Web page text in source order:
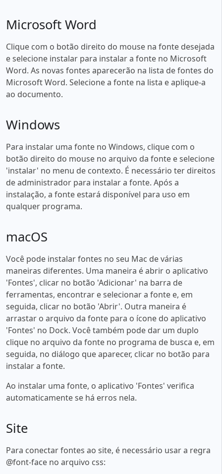
Microsoft Word
Clique com o botão direito do mouse na fonte desejada
e selecione instalar para instalar a fonte no Microsoft
Word. As novas fontes aparecerão na lista de fontes do
Microsoft Word. Selecione a fonte na lista e aplique-a
ao documento.
Windows
Para instalar uma fonte no Windows, clique com o
botão direito do mouse no arquivo da fonte e selecione
'instalar' no menu de contexto. É necessário ter direitos
de administrador para instalar a fonte. Após a
instalação, a fonte estará disponível para uso em
qualquer programa.
macOS
Você pode instalar fontes no seu Mac de várias
maneiras diferentes. Uma maneira é abrir o aplicativo
'Fontes', clicar no botão 'Adicionar' na barra de
ferramentas, encontrar e selecionar a fonte e, em
seguida, clicar no botão 'Abrir'. Outra maneira é
arrastar o arquivo da fonte para o ícone do aplicativo
'Fontes' no Dock. Você também pode dar um duplo
clique no arquivo da fonte no programa de busca e, em
seguida, no diálogo que aparecer, clicar no botão para
instalar a fonte.
Ao instalar uma fonte, o aplicativo 'Fontes' verifica
automaticamente se há erros nela.
Site
Para conectar fontes ao site, é necessário usar a regra
@font-face no arquivo css: